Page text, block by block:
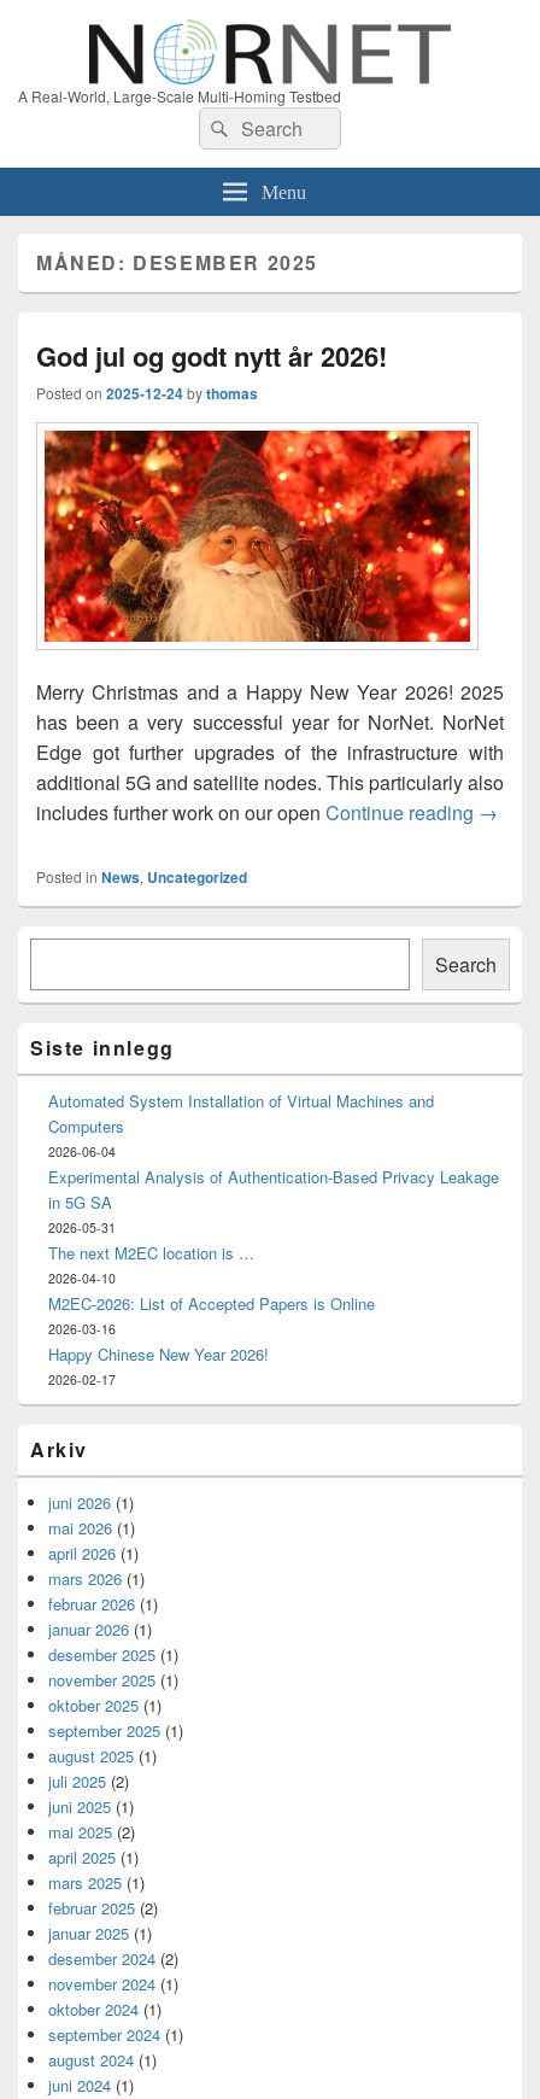
A Real-World, Large-Scale Multi-Homing Testbed
Search
for:
Search
Menu
MÅNED: DESEMBER 2025
God jul og godt nytt år 2026!
Posted on 2025-12-24bythomas
Merry Christmas and a Happy New Year 2026! 2025
has been a very successful year for NorNet. NorNet
Edge got further upgrades of the infrastructure with
additional 5G and satellite nodes. This particularly also
includes further work on our open Continue reading God
→
Posted in News, Uncategorized
Primary
Area
Search
Siste innlegg
Automated System Installation of Virtual Machines and
Computers
2026-06-04
Experimental Analysis of Authentication-Based Privacy Leakage
in 5G SA
2026-05-31
The next M2EC location is …
2026-04-10
M2EC-2026: List of Accepted Papers is Online
2026-03-16
Happy Chinese New Year 2026!
2026-02-17
Arkiv
juni 2026 (1)
mai 2026 (1)
april 2026 (1)
mars 2026 (1)
februar 2026 (1)
januar 2026 (1)
desember 2025 (1)
november 2025 (1)
oktober 2025 (1)
september 2025 (1)
august 2025 (1)
juli 2025 (2)
juni 2025 (1)
mai 2025 (2)
april 2025 (1)
mars 2025 (1)
februar 2025 (2)
januar 2025 (1)
desember 2024 (2)
november 2024 (1)
oktober 2024 (1)
september 2024 (1)
august 2024 (1)
juni 2024 (1)